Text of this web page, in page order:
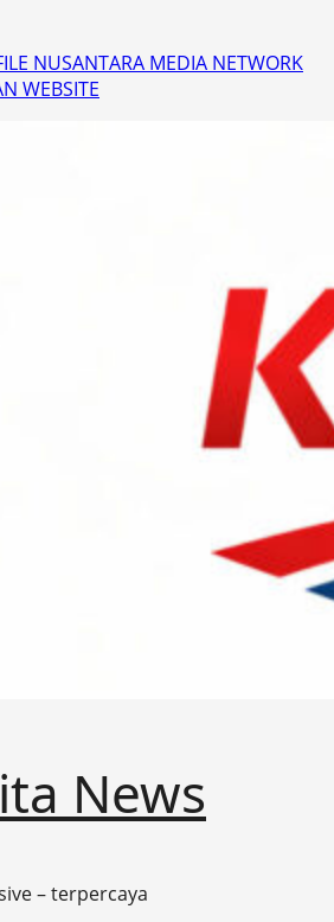
NUSANTARA MEDIA NETWORK
WEBSITE
News
– terpercaya